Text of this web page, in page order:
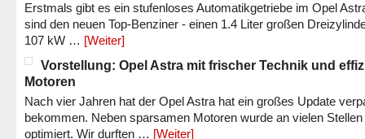
Erstmals gibt es ein stufenloses Automatikgetriebe im Opel
sind den neuen Top-Benziner - einen 1.4 Liter großen
107 kW … [Weiter]
Vorstellung: Opel Astra mit frischer Technik und
Motoren
Nach vier Jahren hat der Opel Astra hat ein großes Update
bekommen. Neben sparsamen Motoren wurde an vielen Stellen
optimiert. Wir durften … [Weiter]